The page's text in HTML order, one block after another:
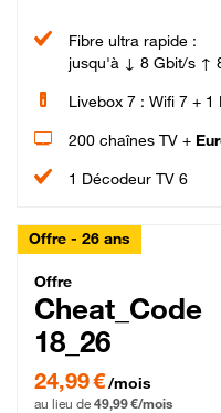
Fibre ultra rapide :
jusqu'à ↓ 8 Gbit/s ↑
Livebox 7 : Wifi 7 + 1
200 chaînes TV +
1 Décodeur TV 6
Offre - 26 ans
Cheat_Code
Offre
Cheat_Code
18_26
24,99 € par mois pendant 0
24,99 €/mois
au lieu de 49,99 €/mois